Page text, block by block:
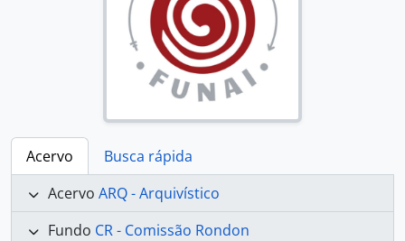
Acervo
Busca rápida
Acervo ARQ - Arquivístico
Fundo CR - Comissão Rondon